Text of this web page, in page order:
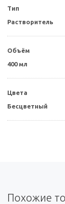
Тип
Растворитель
Объём
400 мл
Цвета
Бесцветный
Похожие